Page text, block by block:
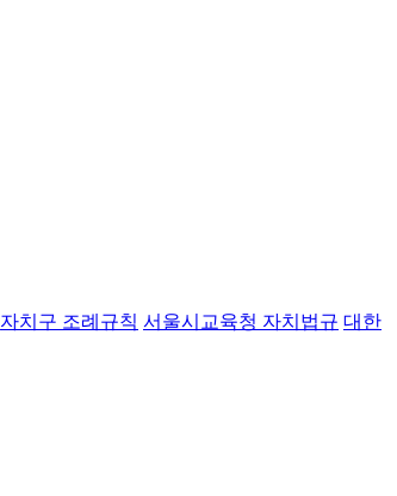
자치구 조례규칙 서울시교육청 자치법규 대한